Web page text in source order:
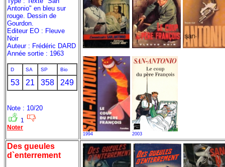
Antonio" en bleu sur
rouge. Dessin de
Gourdon.
Editeur EO : Fleuve
Noir
Auteur : Frédéric DARD
Année sortie : 1963
D SA SP Bio
53 21 358 249
Note : 10/20
1
Noter
1994 2003
Des gueules
d`enterrement